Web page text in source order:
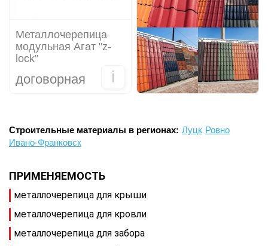
Металлочерепица
модульная Агат "z-
lock"
договорная i
Строительные материалы в регионах: Луцк Ровно
Ивано-Франковск
ПРИМЕНЯЕМОСТЬ
металлочерепица для крыши
металлочерепица для кровли
металлочерепица для забора